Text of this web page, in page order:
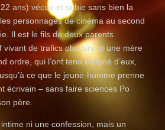
ans) vécue et subie sans bien la
personnages de cinéma au second
Il est le fils de deux parents
vivant de trafics obscurs et une mère
ordre, qui l’ont tenu éloigné d’eux,
ce que le jeune-homme prenne
écrivain – sans faire sciences Po
père.
ni une confession, mais un